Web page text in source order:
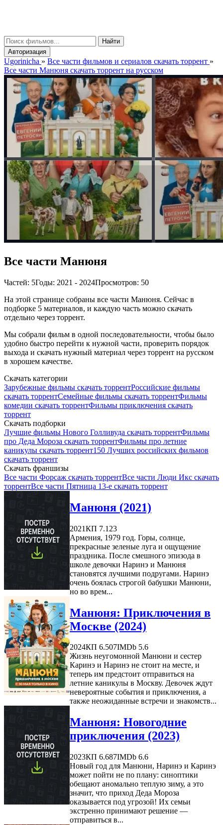
Найти
Авторизация
Ugorinicha » Все части фильмов и сериалов скачать торрент »
Все части Манюня скачать торрент на русском
Все части Манюня
Частей: 5Годы: 2021 - 2024Просмотров: 50
На этой странице собраны все части Манюня. Сейчас в
подборке 5 материалов, и каждую часть можно скачать
отдельно через торрент.
Мы собрали фильм в одной последовательности, чтобы было
удобно быстро перейти к нужной части, проверить порядок
выхода и скачать нужный материал через торрент на русском
в хорошем качестве.
Скачать категории
Зарубежные фильмы скачать торрентРоссийские фильмы
скачать торрентСемейные фильмы скачать торрентФильмы
комедии скачать торрентФильмы приключения скачать
торрент
Скачать подборки
Лучшие фильмы Нового Голливуда скачать торрентФильмы
про Деда Мороза скачать торрентФильмы про летние
каникулы скачать торрент150 Лучших российских фильмов
скачать торрент
Скачать франшизы
Все части Форсаж скачать торрентВсе части Люди Икс скачать
торрентВсе части Пятница 13-е скачать торрент
Манюня (2021)
2021КП 7.123
Армения, 1979 год. Горы, солнце,
прекрасные зеленые луга и ощущение
праздника. После смешного эпизода в
школе девочки Наринэ и Манюня
становятся лучшими подругами. Наринэ
очень боялась строгой бабушки Манюни,
но во врем...
Манюня: Приключения в
Москве (2024)
2024КП 6.507IMDb 5.6
Жизнь неугомонной Манюни и сестер
Каринэ и Наринэ не стоит на месте, и
теперь им предстоит отправиться на
летние каникулы в Москву. Девочек ждут
невероятные события и приключения, а
также неожиданные встречи и знакомств...
Манюня: Новогодние
приключения (2023)
2023КП 6.687IMDb 6.6
Новый год для Манюни, Наринэ и Каринэ
может пойти не по плану: синоптики
обещают аномально теплую зиму, а это
значит, что приход Деда Мороза
оказывается под угрозой! Их семьи
экстренно принимают решение —
отправиться в...